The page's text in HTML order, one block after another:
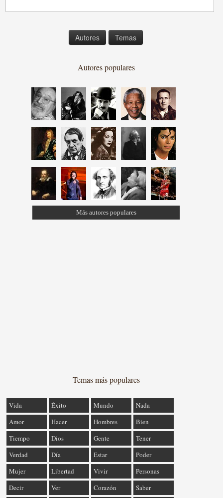
Autores Temas
Autores populares
Más autores populares
Temas más populares
Vida Éxito Mundo
Nada
Amor
Hacer Hombres
Bien
Tiempo
Dios Gente
Tener
Verdad
Día Estar
Poder
Mujer
Libertad Vivir
Personas
Decir
Ver Corazón Saber